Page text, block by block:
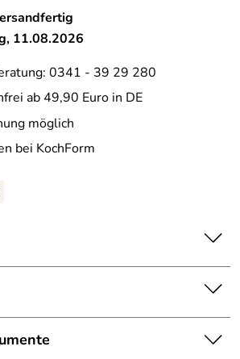
11.08.2026
0341 - 39 29 280
ab 49,90 Euro in DE
möglich
bei KochForm
DUROTHERM®
- DUROMATIC®